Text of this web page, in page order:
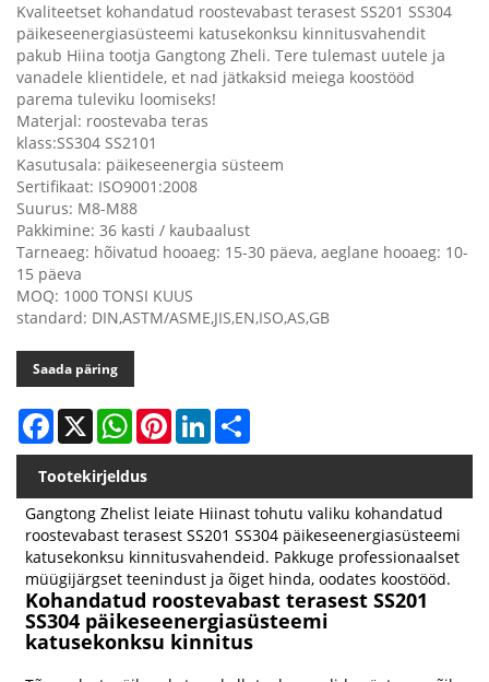
Kvaliteetset kohandatud roostevabast terasest SS201 SS304
päikeseenergiasüsteemi katusekonksu kinnitusvahendit
pakub Hiina tootja Gangtong Zheli. Tere tulemast uutele ja
vanadele klientidele, et nad jätkaksid meiega koostööd
parema tuleviku loomiseks!
Materjal: roostevaba teras
klass:SS304 SS2101
Kasutusala: päikeseenergia süsteem
Sertifikaat: ISO9001:2008
Suurus: M8-M88
Pakkimine: 36 kasti / kaubaalust
Tarneaeg: hõivatud hooaeg: 15-30 päeva, aeglane hooaeg: 10-
15 päeva
MOQ: 1000 TONSI KUUS
standard: DIN,ASTM/ASME,JIS,EN,ISO,AS,GB
Saada päring
Facebook
X WhatsAppPinterestLinkedIn
Tootekirjeldus
Gangtong Zhelist leiate Hiinast tohutu valiku kohandatud
roostevabast terasest SS201 SS304 päikeseenergiasüsteemi
katusekonksu kinnitusvahendeid. Pakkuge professionaalset
müügijärgset teenindust ja õiget hinda, oodates koostööd.
Kohandatud roostevabast terasest SS201
SS304 päikeseenergiasüsteemi
katusekonksu kinnitus